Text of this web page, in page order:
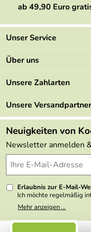
ab 49,90 Euro
Unser Service
Kontakt
Mehrwertsteuerfrei
Retourenportal
FAQs
Lieferbedingungen
Delivery Terms
Kundenlogin
Über uns
Marken
Angebote
Made in Germany
Themen
Wir über uns
Presse
Unsere Zahlarten
Unsere Versandpartner
Neuigkeiten von
Newsletter anmelden
Erlaubnis zur E-Mail-
Ich möchte regelmäßig
Meine E-Mail-Adresse
weitergegeben. Zu
nicht erkennbar, welche
Mehr anzeigen ...